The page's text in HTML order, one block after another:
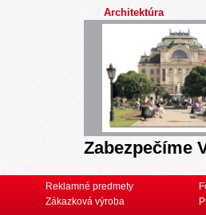
Architektúra
Zabezpečíme
Reklamné predmety
Zákazková výroba